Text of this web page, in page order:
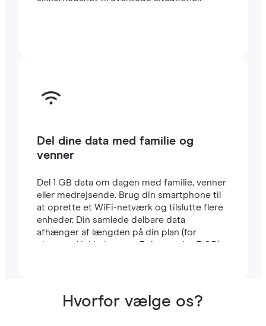
Del dine data med familie og
venner
Del 1 GB data om dagen med familie, venner
eller medrejsende. Brug din smartphone til
at oprette et WiFi-netværk og tilslutte flere
enheder. Din samlede delbare data
afhænger af længden på din plan (for
eksempel inkluderer en 7-dages plan 7 GB).
Hvorfor vælge os?